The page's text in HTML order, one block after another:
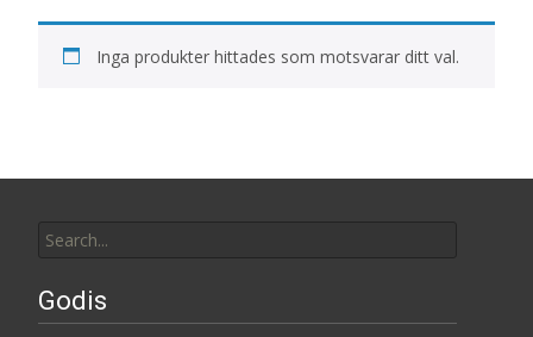
Inga produkter hittades som motsvarar ditt val.
for:
Godis